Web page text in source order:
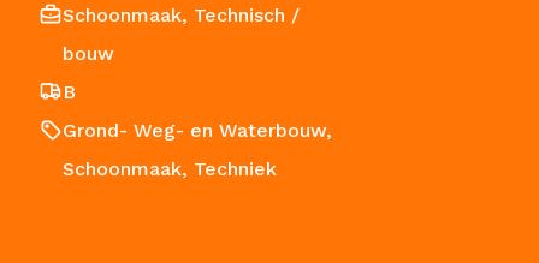
Schoonmaak, Technisch /
bouw
B
Grond- Weg- en Waterbouw,
Schoonmaak, Techniek